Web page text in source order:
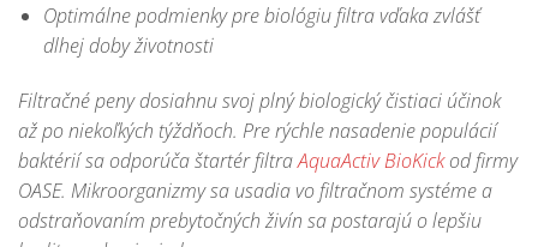
Optimálne podmienky pre biológiu filtra vďaka zvlášť
dlhej doby životnosti
Filtračné peny dosiahnu svoj plný biologický čistiaci účinok
až po niekoľkých týždňoch. Pre rýchle nasadenie populácií
baktérií sa odporúča štartér filtraAquaActiv BioKickod firmy
OASE. Mikroorganizmy sa usadia vo filtračnom systéme a
odstraňovaním prebytočných živín sa postarajú o lepšiu